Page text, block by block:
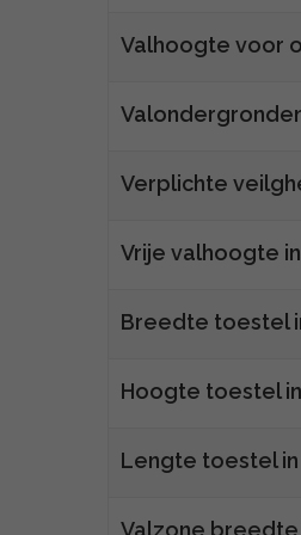
Valhoogte voor
Verplichte
Vrije valhoogte
Breedte toestel
Hoogte toestel
Lengte toestel in
Valzone breedte